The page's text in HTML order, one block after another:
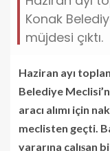
Konak
müjdesi çıktı.
Haziran ayı
Belediye
aracı alımı için
meclisten geçti.
yararına çalışan